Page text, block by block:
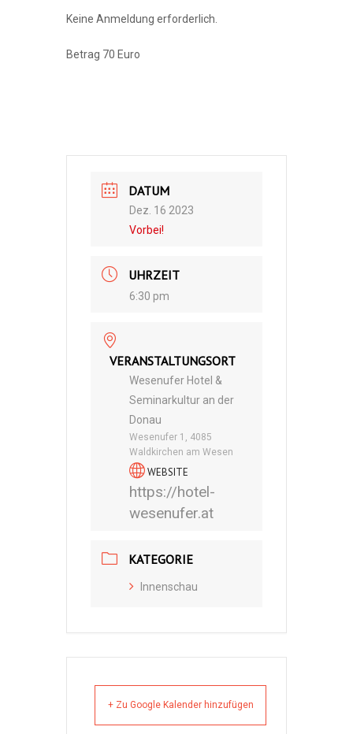
Keine Anmeldung erforderlich.
Betrag 70 Euro
DATUM
Dez. 16 2023
Vorbei!
UHRZEIT
6:30 pm
VERANSTALTUNGSORT
Wesenufer Hotel &
Seminarkultur an der
Donau
Wesenufer 1, 4085
Waldkirchen am Wesen
WEBSITE
https://hotel-
wesenufer.at
KATEGORIE
Innenschau
+ Zu Google Kalender hinzufügen